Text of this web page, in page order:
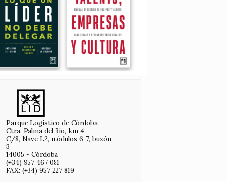
Parque Logístico de Córdoba
Ctra. Palma del Río, km 4
C/8, Nave L2, módulos 6-7, buzón
3
14005 - Córdoba
(+34) 957 467 081
FAX: (+34) 957 227 819